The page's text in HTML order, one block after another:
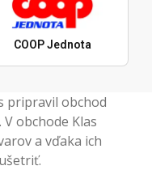
COOP Jednota
pripravil obchod
obchode Klas
a vďaka ich